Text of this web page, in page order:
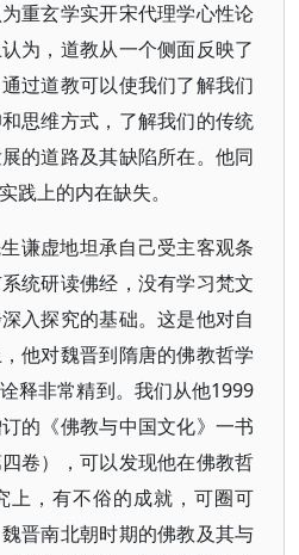
重玄学实开宋代理学心性论
为，道教从一个侧面反映了
过道教可以使我们了解我们
思维方式，了解我们的传统
的道路及其缺陷所在。他同
践上的内在缺失。
谦虚地坦承自己受主客观条
统研读佛经，没有学习梵文
入探究的基础。这是他对自
他对魏晋到隋唐的佛教哲学
释非常精到。我们从他1999
的《佛教与中国文化》一书
卷），可以发现他在佛教哲
上，有不俗的成就，可圈可
晋南北朝时期的佛教及其与